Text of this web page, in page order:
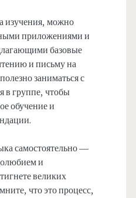
изучения, можно
приложениями и
базовые
и письму на
заниматься с
в группе, чтобы
обучение и
самостоятельно —
и
великих
что это процесс,